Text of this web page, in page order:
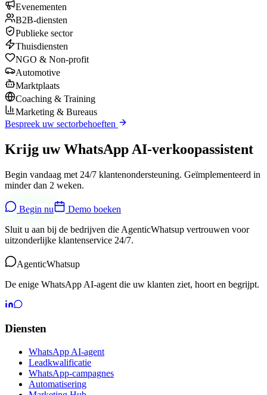
Evenementen
B2B-diensten
Publieke sector
Thuisdiensten
NGO & Non-profit
Automotive
Marktplaats
Coaching & Training
Marketing & Bureaus
Bespreek uw sectorbehoeften
Krijg uw WhatsApp AI-verkoopassistent
Begin vandaag met 24/7 klantenondersteuning. Geïmplementeerd in
minder dan 2 weken.
Begin nu
Demo boeken
Sluit u aan bij de bedrijven die AgenticWhatsup vertrouwen voor
uitzonderlijke klantenservice 24/7.
AgenticWhatsup
De enige WhatsApp AI-agent die uw klanten ziet, hoort en begrijpt.
Diensten
WhatsApp AI-agent
Leadkwalificatie
WhatsApp-campagnes
Automatisering